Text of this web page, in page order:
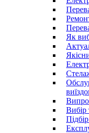
Як
Вибір